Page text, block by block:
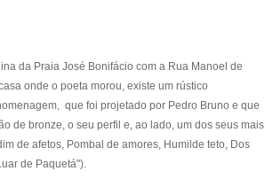
da Praia José Bonifácio com a Rua Manoel de
onde o poeta morou, existe um rústico
que foi projetado por Pedro Bruno e que
de bronze, o seu perfil e, ao lado, um dos seus mais
de afetos, Pombal de amores, Humilde teto, Dos
de Paquetá").